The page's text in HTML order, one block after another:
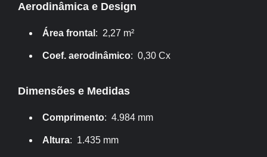
Aerodinâmica e Design
Área frontal : 2,27 m²
Coef. aerodinâmico: 0,30 Cx
Dimensões e Medidas
Comprimento: 4.984 mm
Altura: 1.435 mm